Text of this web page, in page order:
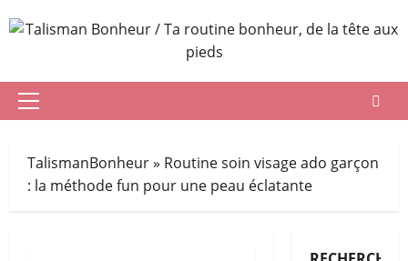
au
Menu
TalismanBonheur» Routine soin visage ado garçon
: la méthode fun pour une peau éclatante